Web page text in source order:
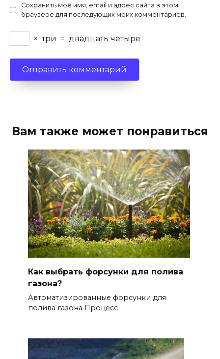
Сохранить моё имя, email и адрес сайта в этом
браузере для последующих моих комментариев.
× три = двадцать четыре
Вам также может понравиться
Как выбрать форсунки для полива
газона?
Автоматизированные форсунки для
полива газона Процесс